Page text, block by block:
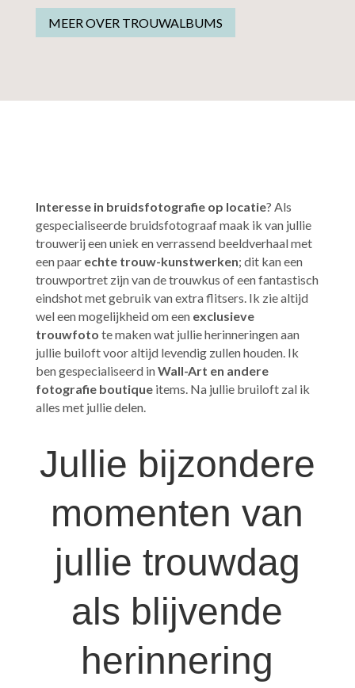
MEER OVER TROUWALBUMS
Interesse in bruidsfotografie op locatie? Als
gespecialiseerde bruidsfotograaf maak ik van jullie
trouwerij een uniek en verrassend beeldverhaal met
een paar echte trouw-kunstwerken; dit kan een
trouwportret zijn van de trouwkus of een fantastisch
eindshot met gebruik van extra flitsers. Ik zie altijd
wel een mogelijkheid om een exclusieve
trouwfoto te maken wat jullie herinneringen aan
jullie builoft voor altijd levendig zullen houden. Ik
ben gespecialiseerd inWall-Art en andere
fotografie boutiqueitems. Na jullie bruiloft zal ik
alles met jullie delen.
Jullie bijzondere
momenten van
jullie trouwdag
als blijvende
herinnering